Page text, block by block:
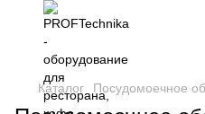
Каталог Посудомоечное